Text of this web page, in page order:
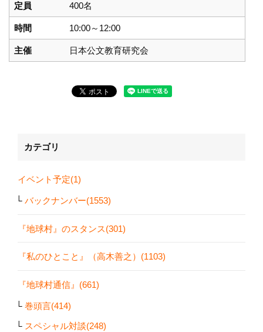
定員 400名
時間 10:00～12:00
主催 日本公文教育研究会
カテゴリ
イベント予定(1)
バックナンバー(1553)
『地球村』のスタンス(301)
『私のひとこと』（高木善之）(1103)
『地球村通信』(661)
巻頭言(414)
スペシャル対談(248)